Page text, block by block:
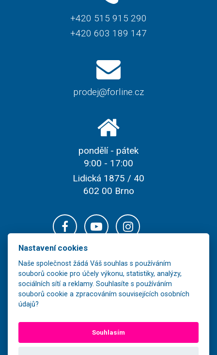
+420 515 915 290
+420 603 189 147
prodej@forline.cz
pondělí - pátek
9:00 - 17:00
Lidická 1875 / 40
602 00 Brno
s.r.o. a jeho další šíření bez souhlasu vlastníka je nezákonné.
Nastavení cookies
Naše společnost žádá Váš souhlas s používáním
souborů cookie pro účely výkonu, statistiky, analýzy,
sociálních sítí a reklamy. Souhlasíte s používáním
souborů cookie a zpracováním souvisejících osobních
údajů?
Souhlasím